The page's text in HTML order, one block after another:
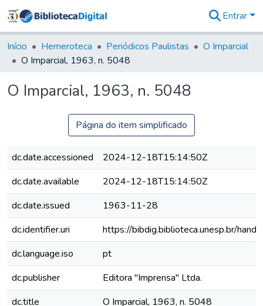
&
Coleções
Tudo na
Digital
Entrar
Início Hemeroteca Periódicos Paulistas
O Imparcial
O Imparcial, 1963, n. 5048
O Imparcial, 1963, n. 5048
Página do item simplificado
dc.date.accessioned
2024-12-18T15:14:50Z
dc.date.available
2024-12-18T15:14:50Z
dc.date.issued
1963-11-28
dc.identifier.uri
https://bibdig.biblioteca.unesp.br/
dc.language.iso
pt
dc.publisher
Editora "Imprensa" Ltda.
dc.title
O Imparcial, 1963, n. 5048